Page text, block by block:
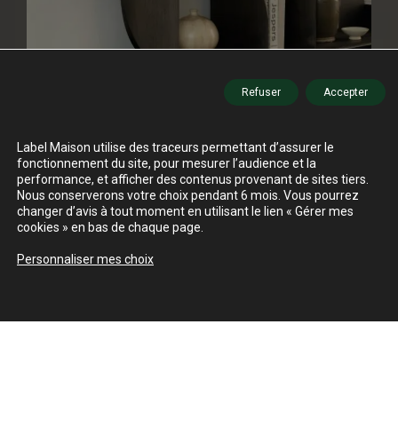
Label Maison utilise des traceurs permettant d’assurer le
fonctionnement du site, pour mesurer l’audience et la
performance, et afficher des contenus provenant de sites tiers.
Nous conserverons votre choix pendant 6 mois. Vous pourrez
changer d’avis à tout moment en utilisant le lien « Gérer mes
cookies » en bas de chaque page.
Personnaliser mes choix
Accepter
Refuser